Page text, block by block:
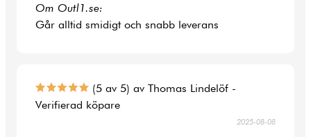
Om Outl1.se:
Går alltid smidigt och snabb leverans
(5 av 5) av Thomas Lindelöf -
Verifierad köpare
2025-08-08